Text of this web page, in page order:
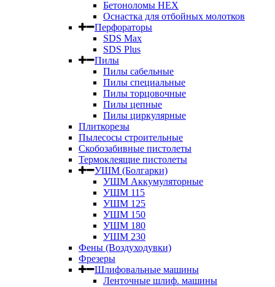
Бетоноломы HEX
Оснастка для отбойных молотков
Перфораторы
SDS Max
SDS Plus
Пилы
Пилы сабельные
Пилы специальные
Пилы торцовочные
Пилы цепные
Пилы циркулярные
Плиткорезы
Пылесосы строительные
Скобозабивные пистолеты
Термоклеящие пистолеты
УШМ (Болгарки)
УШМ Аккумуляторные
УШМ 115
УШМ 125
УШМ 150
УШМ 180
УШМ 230
Фены (Воздуходувки)
Фрезеры
Шлифовальные машины
Ленточные шлиф. машины